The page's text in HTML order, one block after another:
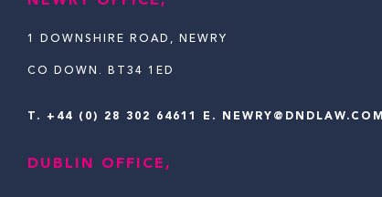
1 DOWNSHIRE ROAD, NEWRY
CO DOWN. BT34 1ED
T. +44 (0) 28 302 64611 E. NEWRY@DNDLAW.COM
DUBLIN OFFICE,